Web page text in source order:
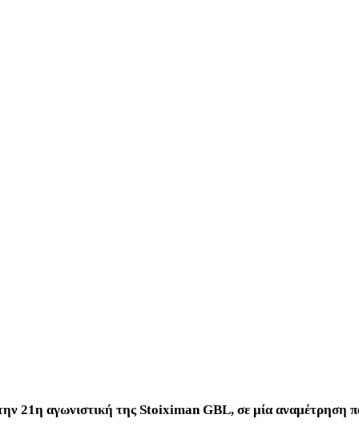
21η αγωνιστική της Stoiximan GBL, σε μία αναμέτρηση